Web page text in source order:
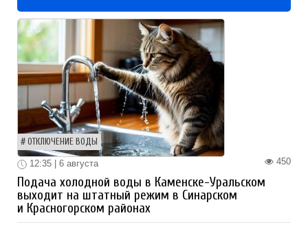
ОТКЛЮЧЕНИЕ ВОДЫ
450
12:35 | 6 августа
Подача холодной воды в Каменске-Уральском
выходит на штатный режим в Синарском
и Красногорском районах